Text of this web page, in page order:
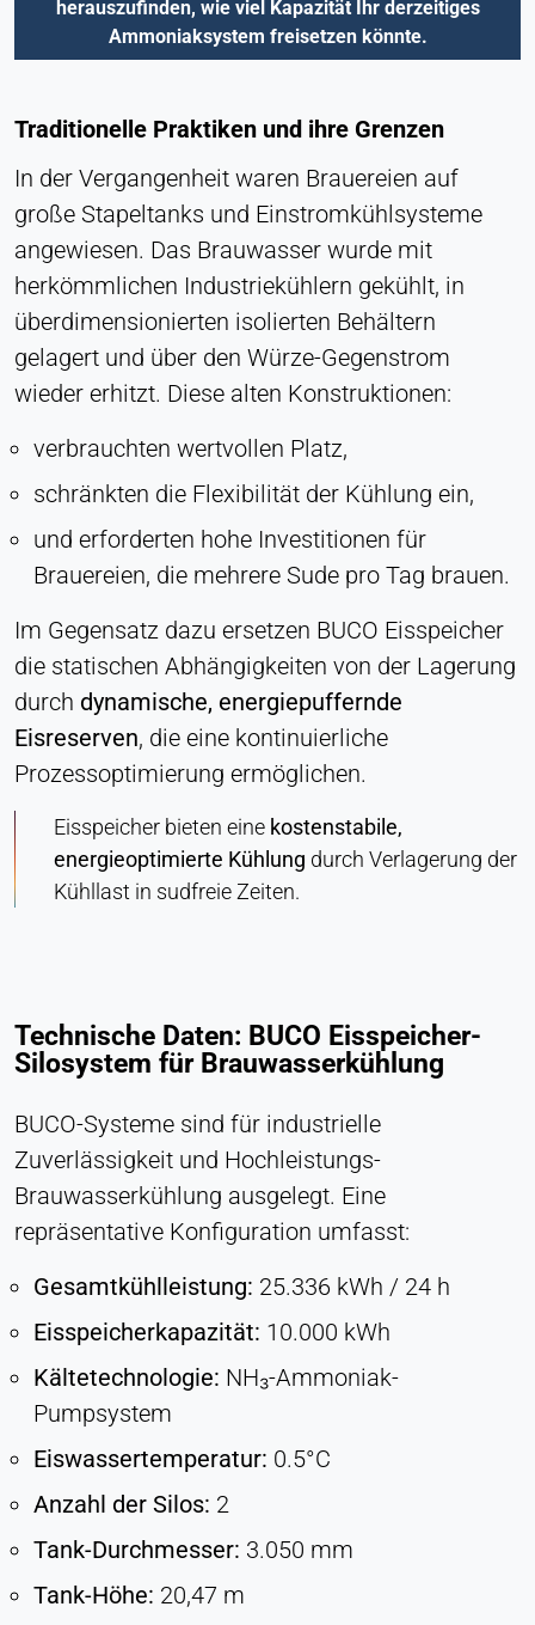
herauszufinden, wie viel Kapazität Ihr derzeitiges
Ammoniaksystem freisetzen könnte.
Traditionelle Praktiken und ihre Grenzen
In der Vergangenheit waren Brauereien auf
große Stapeltanks und Einstromkühlsysteme
angewiesen. Das Brauwasser wurde mit
herkömmlichen Industriekühlern gekühlt, in
überdimensionierten isolierten Behältern
gelagert und über den Würze-Gegenstrom
wieder erhitzt. Diese alten Konstruktionen:
verbrauchten wertvollen Platz,
schränkten die Flexibilität der Kühlung ein,
und erforderten hohe Investitionen für
Brauereien, die mehrere Sude pro Tag brauen.
Im Gegensatz dazu ersetzen BUCO Eisspeicher
die statischen Abhängigkeiten von der Lagerung
durch dynamische, energiepuffernde
Eisreserven, die eine kontinuierliche
Prozessoptimierung ermöglichen.
Eisspeicher bieten eine kostenstabile,
energieoptimierte Kühlung durch Verlagerung der
Kühllast in sudfreie Zeiten.
Technische Daten: BUCO Eisspeicher-
Silosystem für Brauwasserkühlung
BUCO-Systeme sind für industrielle
Zuverlässigkeit und Hochleistungs-
Brauwasserkühlung ausgelegt. Eine
repräsentative Konfiguration umfasst:
Gesamtkühlleistung: 25.336 kWh / 24 h
Eisspeicherkapazität: 10.000 kWh
Kältetechnologie: NH₃-Ammoniak-
Pumpsystem
Eiswassertemperatur: 0.5°C
Anzahl der Silos: 2
Tank-Durchmesser: 3.050 mm
Tank-Höhe: 20,47 m
Ermöglicht Inhalte von Drittanbietern wie z. B.
Videos. Wenn aktiviert, können technische Daten
Vimeo
Name:
vuid, player
Anbieter:
Vimeo, Inc.
Zweck:
Eingebetteter Videoinhalt
Cookie Laufzeit: